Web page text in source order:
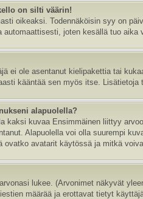
on silti väärin!
oikeaksi. Todennäköisin syy on
joten kesällä tuo aika
ei ole asentanut kielipakettia tai
kääntää sen myös itse.
alapuolella?
kaksi kuvaa Ensimmäinen liittyy
Alapuolella voi olla suurempi
ovatko avatarit käytössä ja mitkä
lukee. (Arvonimet näkyvät
määrää ja erottavat tietyt